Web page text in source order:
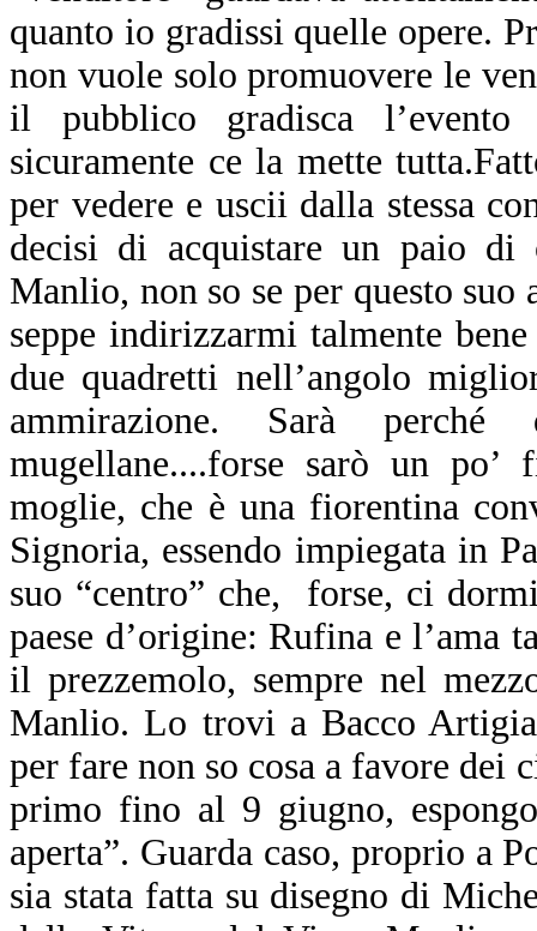
quanto io gradissi quelle opere.
non vuole solo promuovere le
il pubblico gradisca
sicuramente ce la mette
per vedere e uscii dalla stessa
decisi di acquistare un paio di
Manlio, non so se per questo
seppe indirizzarmi talmente
due quadretti nell’angolo
ammirazione. Sarà perché
mugellane....forse sarò un
moglie, che è una fiorentina
Signoria, essendo impiegata in
suo “centro” che, forse, ci
paese d’origine: Rufina e l’ama
il prezzemolo, sempre nel
Manlio. Lo trovi a Bacco
per fare non so cosa a favore
primo fino al 9 giugno,
aperta”. Guarda caso, proprio a
sia stata fatta su disegno di